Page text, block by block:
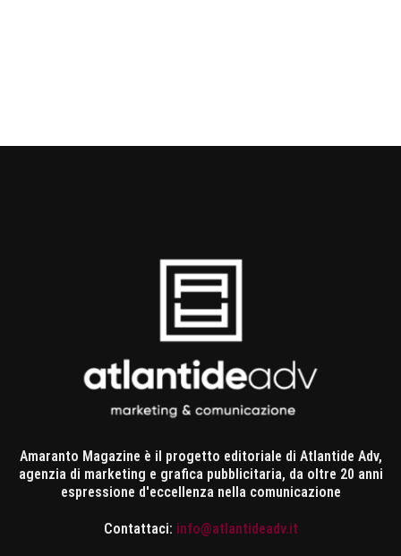
Amaranto Magazine è il progetto editoriale di Atlantide Adv,
agenzia di marketing e grafica pubblicitaria, da oltre 20 anni
espressione d'eccellenza nella comunicazione
Contattaci: info@atlantideadv.it